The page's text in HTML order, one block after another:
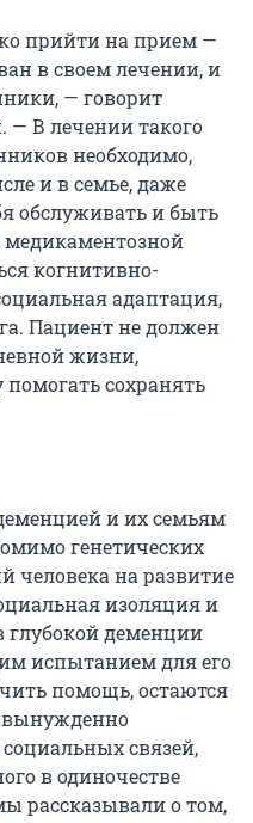
прийти на прием —
в своем лечении, и
— говорит
— В лечении такого
необходимо,
и в семье, даже
обслуживать и быть
когнитивно-
адаптация,
Пациент не должен
жизни,
сохранять
и их семьям
генетических
человека на развитие
изоляция и
глубокой деменции
испытанием для его
помощь, остаются
вынужденно
связей,
в одиночестве
рассказывали о том,